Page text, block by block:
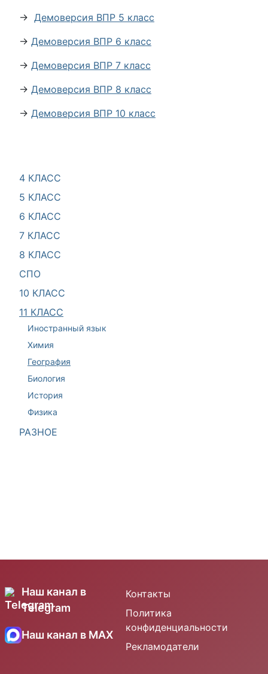
4 КЛАСС
5 КЛАСС
6 КЛАСС
7 КЛАСС
8 КЛАСС
СПО
10 КЛАСС
11 КЛАСС
Иностранный язык
Химия
География
Биология
История
Физика
РАЗНОЕ
→ Демоверсия ВПР 5 класс
→ Демоверсия ВПР 6 класс
→ Демоверсия ВПР 7 класс
→ Демоверсия ВПР 8 класс
→ Демоверсия ВПР 10 класс
Наш канал в
Telegram
Наш канал в MAX
Контакты
Политика
конфиденциальности
Рекламодатели